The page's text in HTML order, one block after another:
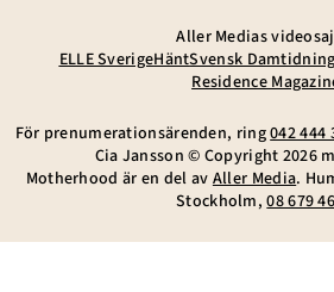
Aller Medias
ELLE SverigeHäntSvensk
Residence
För prenumerationsärenden, ring042 444
Cia Jansson © Copyright 2026
Motherhood är en del avAller Media.
Stockholm, 08 679